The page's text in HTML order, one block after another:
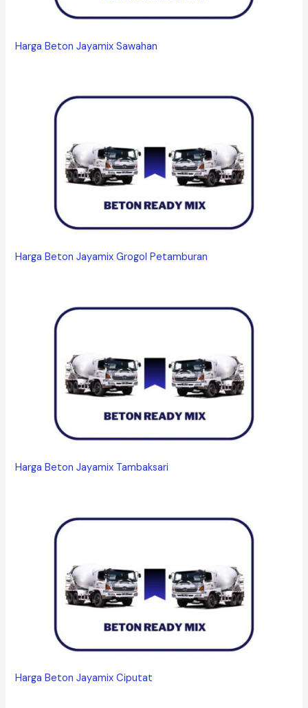
Harga Beton Jayamix Sawahan
Harga Beton Jayamix Grogol Petamburan
Harga Beton Jayamix Tambaksari
Harga Beton Jayamix Ciputat